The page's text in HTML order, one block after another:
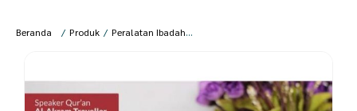
Beranda / Produk / Peralatan Ibadah /